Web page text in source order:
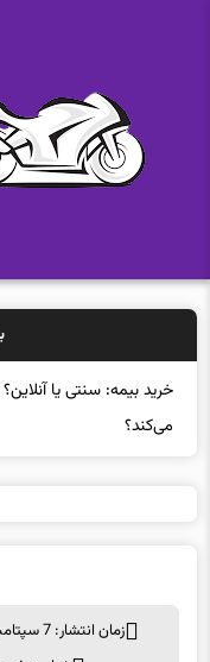
خرید بیمه: سنتی یا
می‌کند؟
زمان انتشار: 7 سپتامبر 2025 ساعت 13:07